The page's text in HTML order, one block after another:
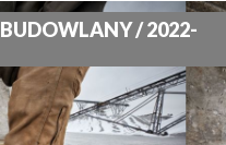
/ 2022-